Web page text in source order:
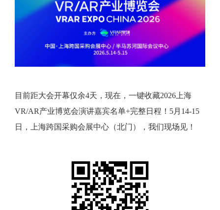
目前距大会开幕仅余4天，现在，一键收藏2026上海
VR/AR产业博览会演讲嘉宾名单+完整日程！5月14-15
日，上海跨国采购会展中心（北门），我们现场见！